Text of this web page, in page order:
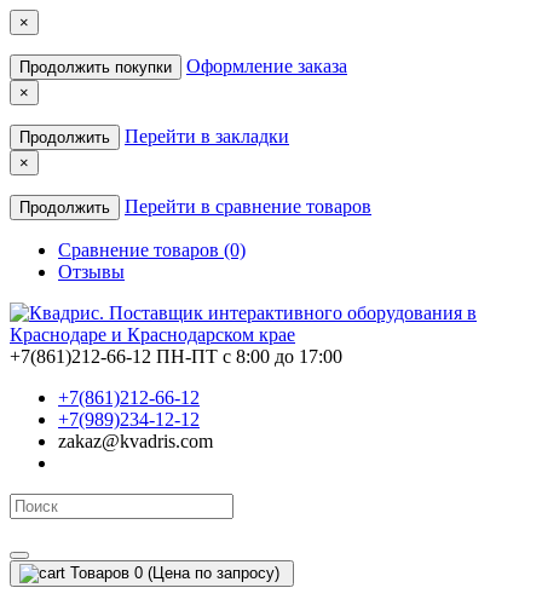
×
Продолжить покупки Оформление заказа
×
Продолжить Перейти в закладки
×
Продолжить Перейти в сравнение товаров
Сравнение товаров (0)
Отзывы
+7(861)212-66-12 ПН-ПТ с 8:00 до 17:00
+7(861)212-66-12
+7(989)234-12-12
zakaz@kvadris.com
Товаров 0 (Цена по запросу)